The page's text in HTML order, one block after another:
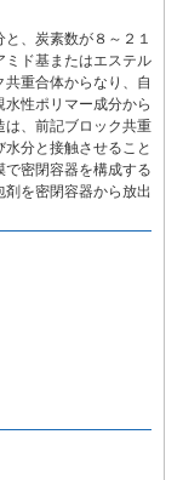
、炭素数が８～２１
ミド基またはエステル
重合体からなり、自
性ポリマー成分から
は、前記ブロック共重
分と接触させること
密閉容器を構成する
を密閉容器から放出